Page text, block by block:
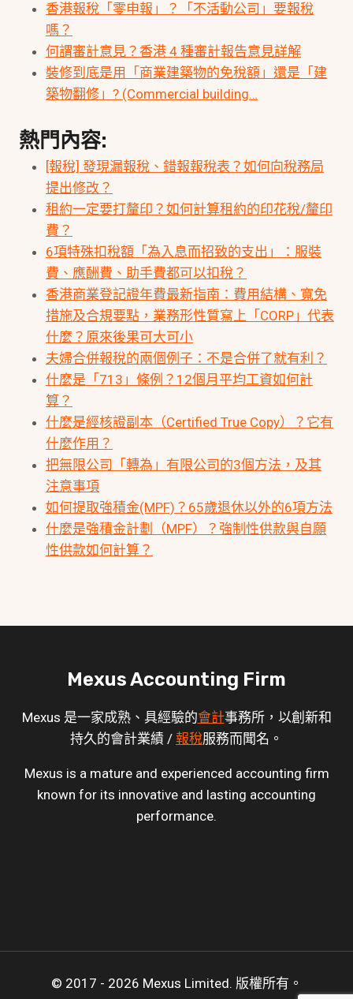
香港報稅「零申報」？「不活動公司」要報稅
嗎？
何謂審計意見？香港 4 種審計報告意見詳解
裝修到底是用「商業建築物的免稅額」還是「建
築物翻修」? (Commercial building…
熱門內容:
[報稅] 發現漏報稅、錯報報稅表？如何向稅務局
提出修改？
租約一定要打釐印？如何計算租約的印花稅/釐印
費？
6項特殊扣稅額「為入息而招致的支出」：服裝
費、應酬費、助手費都可以扣稅？
香港商業登記證年費最新指南：費用結構、寬免
措施及合規要點，業務形性質寫上「CORP」代表
什麼？原來後果可大可小
夫婦合併報稅的兩個例子：不是合併了就有利？
什麼是「713」條例？12個月平均工資如何計
算？
什麼是經核證副本（Certified True Copy）？它有
什麼作用？
把無限公司「轉為」有限公司的3個方法，及其
注意事項
如何提取強積金(MPF)？65歲退休以外的6項方法
什麼是強積金計劃（MPF）？強制性供款與自願
性供款如何計算？
Mexus Accounting Firm
Mexus 是一家成熟、具經驗的會計事務所，以創新和
持久的會計業績 / 報稅服務而聞名。
Mexus is a mature and experienced accounting firm
known for its innovative and lasting accounting
performance.
© 2017 - 2026 Mexus Limited. 版權所有。